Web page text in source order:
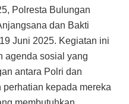
Polresta Bulungan
dan Bakti
Juni 2025. Kegiatan ini
agenda sosial yang
antara Polri dan
kepada mereka